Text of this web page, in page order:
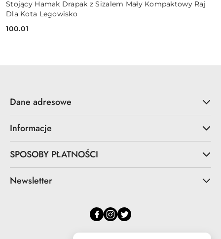
Stojący Hamak Drapak z Sizalem Mały Kompaktowy Raj
Dla Kota Legowisko
Cena:
100.01
Dane adresowe
Informacje
SPOSOBY PŁATNOŚCI
Newsletter